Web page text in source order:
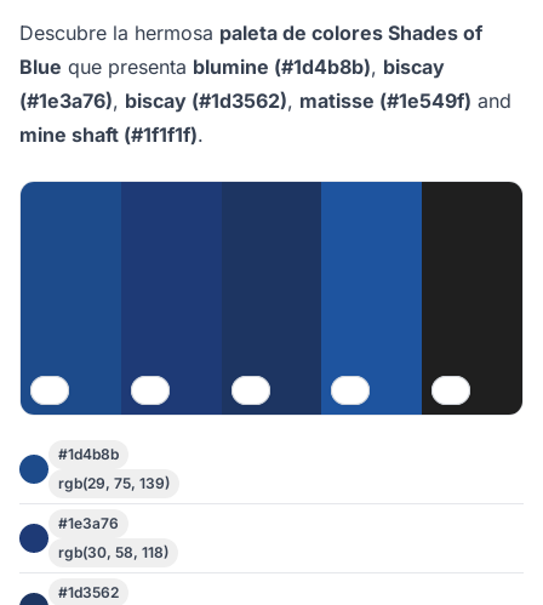
Descubre la hermosa paleta de colores Shades of
Blue que presenta blumine (#1d4b8b), biscay
(#1e3a76), biscay (#1d3562), matisse (#1e549f) and
mine shaft (#1f1f1f).
#1d4b8b
rgb(29, 75, 139)
#1e3a76
rgb(30, 58, 118)
#1d3562